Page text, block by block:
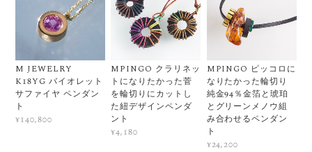
M JEWELRY
K18YG バイオレット
サファイヤ ペンダン
ト
¥140,800
MPINGO クラリネッ
トになりたかった菅
を輪切りにカットし
た紐デザインペンダ
ント
¥4,180
MPINGO ピッコロに
なりたかった輪切り
純金94％金箔と琥珀
とグリーンメノウ組
み合わせるペンダン
ト
¥24,200